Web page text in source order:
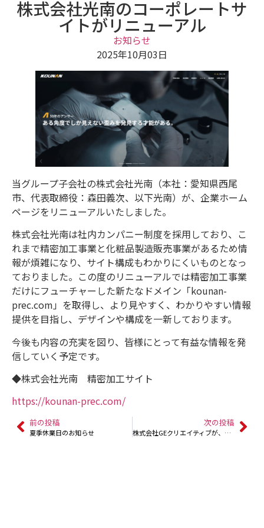
株式会社光南のコーポレートサ
イトがリニューアル
お知らせ
2025年10月03日
当グループ子会社の株式会社光南（本社：愛知県西尾
市、代表取締役：森田義次、以下光南）が、企業ホーム
ページをリニューアルいたしました。
株式会社光南は社内カンパニー制度を採用しており、こ
れまで精密加工事業と化粧品製造販売事業があるため情
報が煩雑になり、サイト構成もわかりにくいものとなっ
ておりました。この度のリニューアルでは精密加工事業
だけにフューチャーした新たなドメイン「kounan-
prec.com」を取得し、より見やすく、わかりやすい情報
提供を目指し、デザインや構成を一新しております。
今後も内容の充実を図り、皆様にとって有益な情報を発
信していく予定です。
◆株式会社光南 精密加工サイト
https://kounan-prec.com/
前の投稿
夏季休業日のお知らせ
次の投稿
株式会社GEクリエイティブが、新拠点「YOKOIDO R&Dセンタ」を開設いたしました。